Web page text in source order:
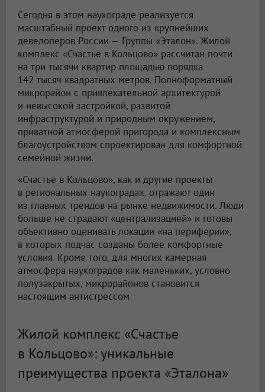
Сегодня в этом наукограде реализуется
масштабный проект одного из крупнейших
девелоперов России — Группы «Эталон». Жилой
комплекс «Счастье в Кольцово» рассчитан почти
на три тысячи квартир площадью порядка
142 тысяч квадратных метров. Полноформатный
микрорайон с привлекательной архитектурой
и невысокой застройкой, развитой
инфраструктурой и природным окружением,
приватной атмосферой пригорода и комплексным
благоустройством спроектирован для комфортной
семейной жизни.
«Счастье в Кольцово», как и другие проекты
в региональных наукоградах, отражают один
из главных трендов на рынке недвижимости. Люди
больше не страдают «централизацией» и готовы
объективно оценивать локации «на периферии»,
в которых подчас созданы более комфортные
условия. Кроме того, для многих камерная
атмосфера наукоградов как маленьких, условно
полузакрытых, микрорайонов становится
настоящим антистрессом.
Жилой комплекс «Счастье
в Кольцово»: уникальные
преимущества проекта «Эталона»